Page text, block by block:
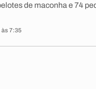
de maconha e 74
às 7:35